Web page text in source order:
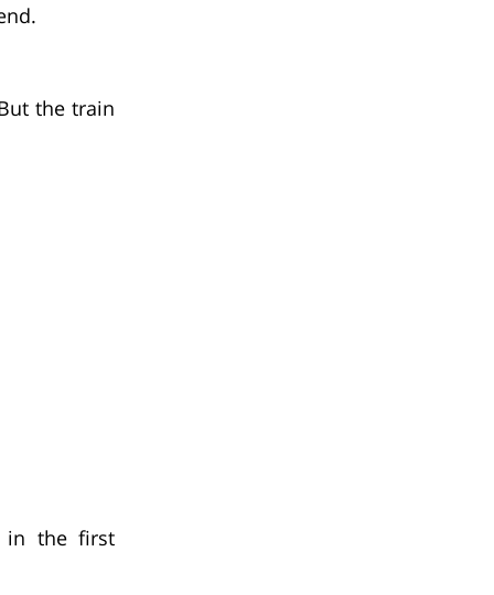
the train
in the first